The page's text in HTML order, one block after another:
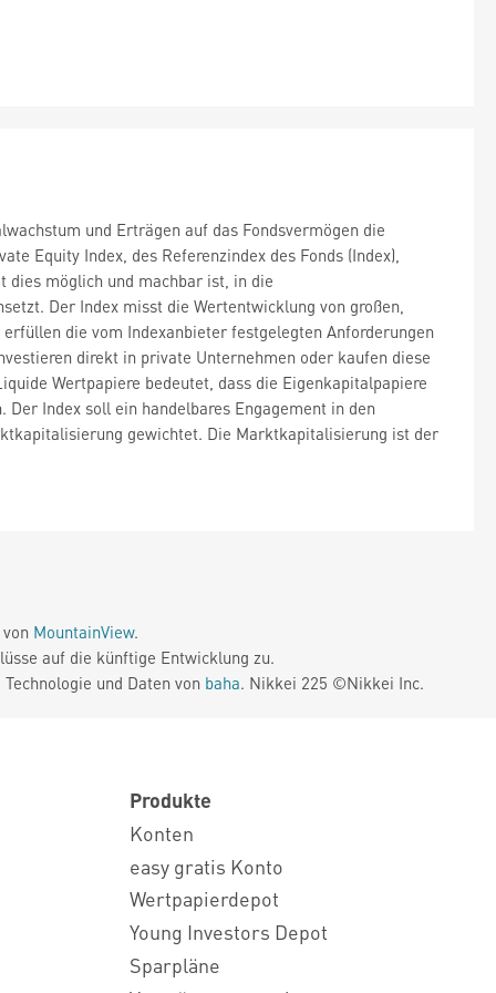
und Erträgen auf das Fondsvermögen die
Equity Index, des Referenzindex des Fonds (Index),
dies möglich und machbar ist, in die
Der Index misst die Wertentwicklung von großen,
die vom Indexanbieter festgelegten Anforderungen
direkt in private Unternehmen oder kaufen diese
Wertpapiere bedeutet, dass die Eigenkapitalpapiere
Index soll ein handelbares Engagement in den
gewichtet. Die Marktkapitalisierung ist der
MountainView.
auf die künftige Entwicklung zu.
und Daten von baha. Nikkei 225 ©Nikkei Inc.
Produkte
Konten
easy gratis Konto
Wertpapierdepot
Young Investors Depot
Sparpläne